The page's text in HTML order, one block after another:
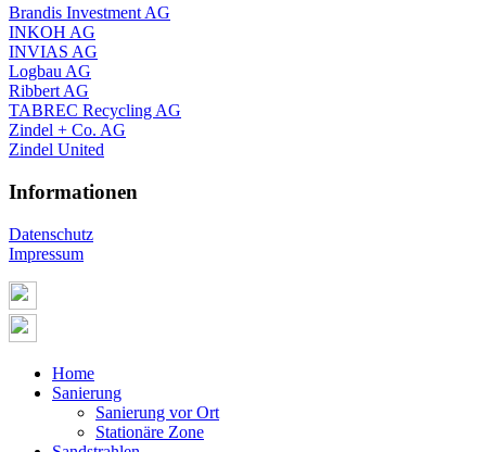
Brandis Investment AG
INKOH AG
INVIAS AG
Logbau AG
Ribbert AG
TABREC Recycling AG
Zindel + Co. AG
Zindel United
Informationen
Datenschutz
Impressum
Home
Sanierung
Sanierung vor Ort
Stationäre Zone